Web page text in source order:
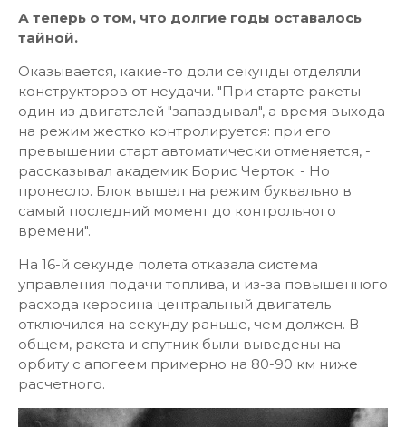
А теперь о том, что долгие годы оставалось
тайной.
Оказывается, какие-то доли секунды отделяли
конструкторов от неудачи. "При старте ракеты
один из двигателей "запаздывал", а время выхода
на режим жестко контролируется: при его
превышении старт автоматически отменяется, -
рассказывал академик Борис Черток. - Но
пронесло. Блок вышел на режим буквально в
самый последний момент до контрольного
времени".
На 16-й секунде полета отказала система
управления подачи топлива, и из-за повышенного
расхода керосина центральный двигатель
отключился на секунду раньше, чем должен. В
общем, ракета и спутник были выведены на
орбиту с апогеем примерно на 80-90 км ниже
расчетного.